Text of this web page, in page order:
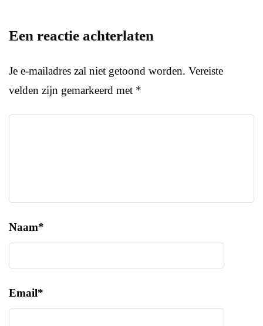
Een reactie achterlaten
Je e-mailadres zal niet getoond worden. Vereiste
velden zijn gemarkeerd met *
Naam*
Email*